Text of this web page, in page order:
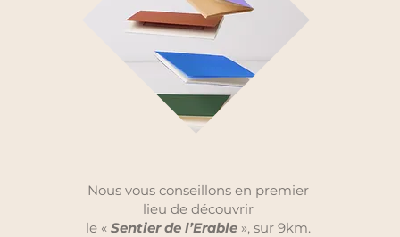
Nous vous conseillons en premier
lieu de découvrir
le «Sentier de l’Erable », sur 9km.